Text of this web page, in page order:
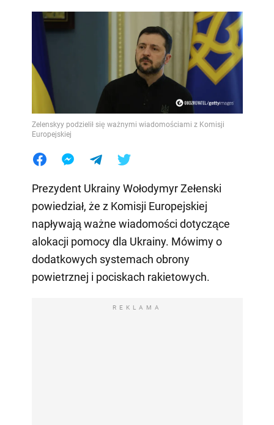
Zelenskyy podzielił się ważnymi wiadomościami z Komisji
Europejskiej
Prezydent Ukrainy Wołodymyr Zełenski
powiedział, że z Komisji Europejskiej
napływają ważne wiadomości dotyczące
alokacji pomocy dla Ukrainy. Mówimy o
dodatkowych systemach obrony
powietrznej i pociskach rakietowych.
REKLAMA